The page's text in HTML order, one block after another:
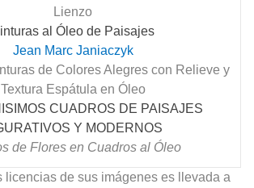
Lienzo
al Óleo de Paisajes
Jean Marc Janiaczyk
de Colores Alegres con Relieve y
Textura Espátula en Óleo
CUADROS DE PAISAJES
Y MODERNOS
de Flores en Cuadros al Óleo
licencias de sus imágenes es llevada a